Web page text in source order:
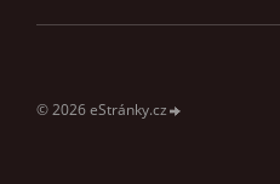
© 2026 eStránky.cz